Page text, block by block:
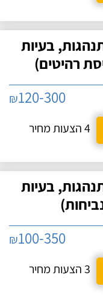
בעיות
רהיטים)
₪120-300
4 הצעות מחיר
בעיות
₪100-350
3 הצעות מחיר